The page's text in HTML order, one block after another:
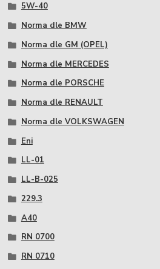
5W-40
Norma dle BMW
Norma dle GM (OPEL)
Norma dle MERCEDES
Norma dle PORSCHE
Norma dle RENAULT
Norma dle VOLKSWAGEN
Eni
LL-01
LL-B-025
229.3
A40
RN 0700
RN 0710